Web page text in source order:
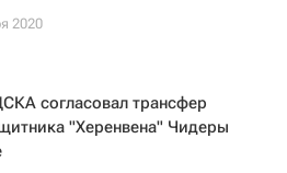
2020
согласовал трансфер
"Херенвена" Чидеры